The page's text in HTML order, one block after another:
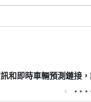
和即時車輛預測鏈接